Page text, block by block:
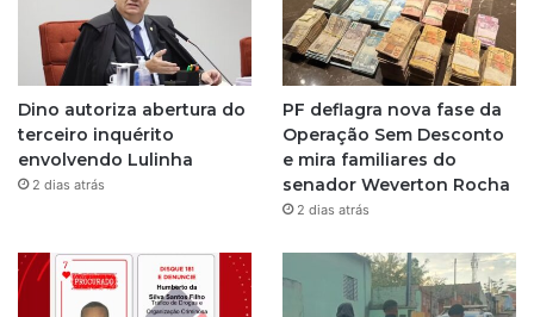
a
g
r
a
m
Dino autoriza abertura do
terceiro inquérito
envolvendo Lulinha
2 dias atrás
PF deflagra nova fase da
Operação Sem Desconto
e mira familiares do
senador Weverton Rocha
2 dias atrás